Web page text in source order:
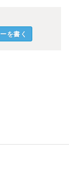
を書く